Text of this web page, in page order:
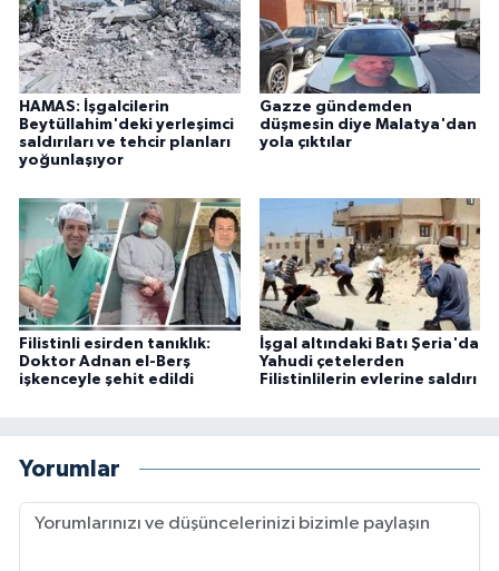
HAMAS: İşgalcilerin
Beytüllahim'deki yerleşimci
saldırıları ve tehcir planları
yoğunlaşıyor
Gazze gündemden
düşmesin diye Malatya'dan
yola çıktılar
Filistinli esirden tanıklık:
Doktor Adnan el-Berş
işkenceyle şehit edildi
İşgal altındaki Batı Şeria'da
Yahudi çetelerden
Filistinlilerin evlerine saldırı
Yorumlar